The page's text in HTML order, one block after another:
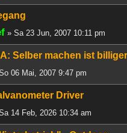
» Sa 23 Jun, 2007 10:11 pm
Selber machen ist
06 Mai, 2007 9:47 pm
Driver
14 Feb, 2026 10:34 am